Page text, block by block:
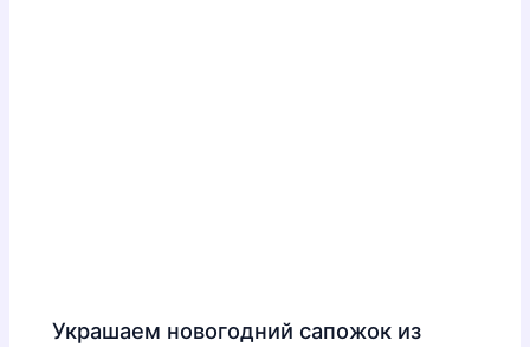
Украшаем новогодний сапожок из